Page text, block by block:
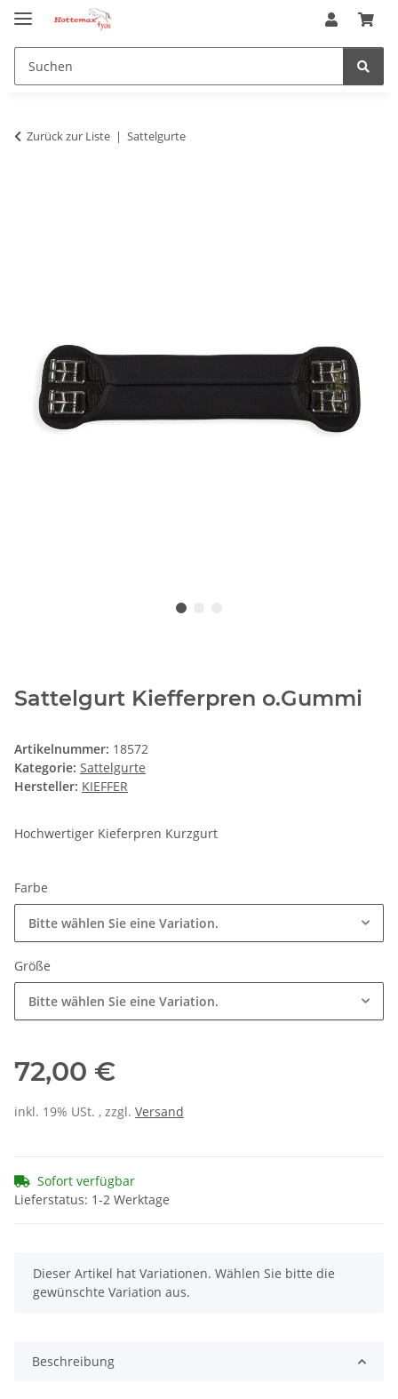
Zurück zur Liste Sattelgurte
Sattelgurt Kiefferpren o.Gummi
Artikelnummer: 18572
Kategorie: Sattelgurte
Hersteller: KIEFFER
Hochwertiger Kieferpren Kurzgurt
Farbe
Bitte wählen Sie eine Variation.
Größe
Bitte wählen Sie eine Variation.
72,00 €
inkl. 19% USt. , zzgl. Versand
Sofort verfügbar
Lieferstatus: 1-2 Werktage
x
Dieser Artikel hat Variationen. Wählen Sie bitte die
gewünschte Variation aus.
Beschreibung